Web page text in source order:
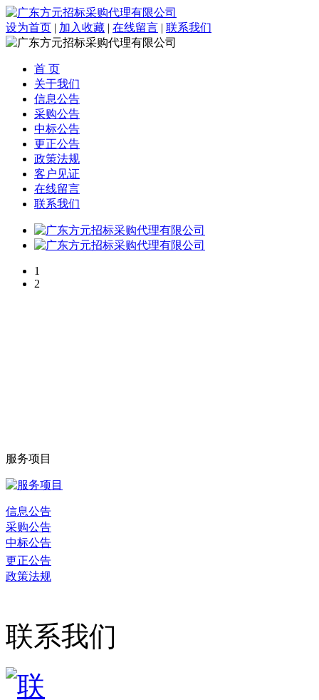
设为首页 | 加入收藏 | 在线留言 | 联系我们
首 页
关于我们
信息公告
采购公告
中标公告
更正公告
政策法规
客户见证
在线留言
联系我们
1
2
服务项目
信息公告
采购公告
中标公告
更正公告
政策法规
联系我们